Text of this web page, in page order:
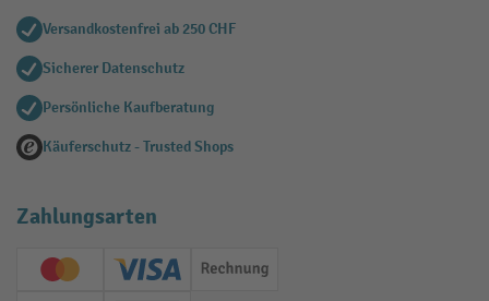
Versandkostenfrei ab 250 CHF
Sicherer Datenschutz
Persönliche Kaufberatung
Käuferschutz - Trusted Shops
Zahlungsarten
Creditcard (Master)Creditcard (Visa)
Rechnung